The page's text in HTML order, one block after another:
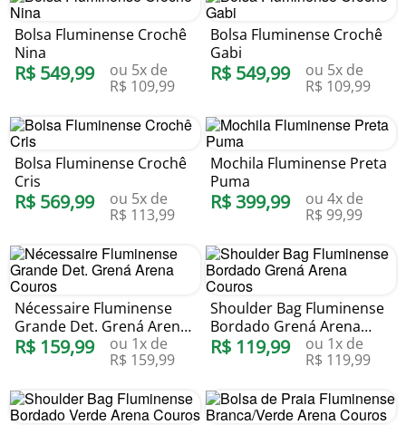
Bolsa Fluminense Crochê
Nina
R$ 549,99 ou 5x de
R$ 109,99
Bolsa Fluminense Crochê
Gabi
R$ 549,99 ou 5x de
R$ 109,99
Bolsa Fluminense Crochê
Cris
R$ 569,99 ou 5x de
R$ 113,99
Mochila Fluminense Preta
Puma
R$ 399,99 ou 4x de
R$ 99,99
Nécessaire Fluminense
Grande Det. Grená Arena
Couros
R$ 159,99 ou 1x de
R$ 159,99
Shoulder Bag Fluminense
Bordado Grená Arena
Couros
R$ 119,99 ou 1x de
R$ 119,99